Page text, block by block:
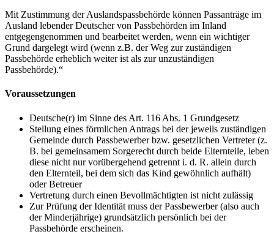
Mit Zustimmung der Auslandspassbehörde können Passanträge im
Ausland lebender Deutscher von Passbehörden im Inland
entgegengenommen und bearbeitet werden, wenn ein wichtiger
Grund dargelegt wird (wenn z.B. der Weg zur zuständigen
Passbehörde erheblich weiter ist als zur unzuständigen
Passbehörde).“
Voraussetzungen
Deutsche(r) im Sinne des Art. 116 Abs. 1 Grundgesetz
Stellung eines förmlichen Antrags bei der jeweils zuständigen
Gemeinde durch Passbewerber bzw. gesetzlichen Vertreter (z.
B. bei gemeinsamem Sorgerecht durch beide Elternteile, leben
diese nicht nur vorübergehend getrennt i. d. R. allein durch
den Elternteil, bei dem sich das Kind gewöhnlich aufhält)
oder Betreuer
Vertretung durch einen Bevollmächtigten ist nicht zulässig
Zur Prüfung der Identität muss der Passbewerber (also auch
der Minderjährige) grundsätzlich persönlich bei der
Passbehörde erscheinen.